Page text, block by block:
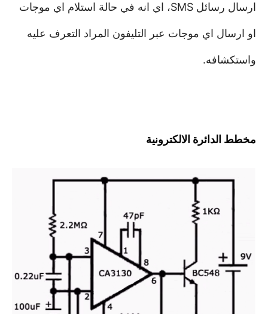
ارسال رسائل SMS، اي انه في حالة استلام اي موجات
او ارسال اي موجات عبر التليفون المراد التعرف عليه
واستكشافه.
مخطط الدائرة الالكترونية